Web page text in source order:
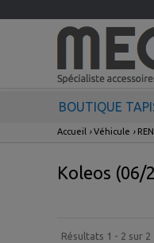
BOUTIQUE
Accueil ›Véhicule ›
Koleos (06/
Résultats 1 - 2 sur 2